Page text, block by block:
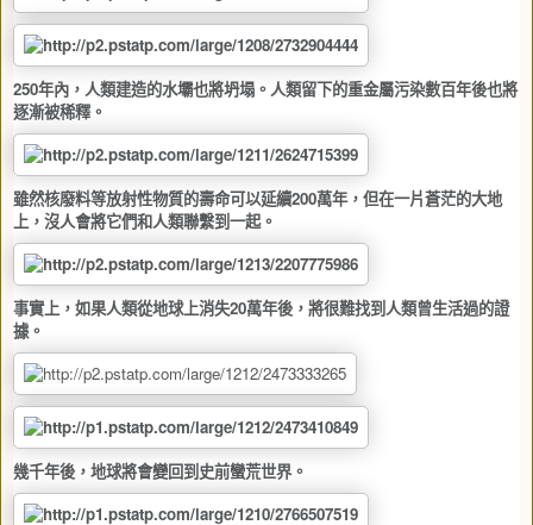
250年內，人類建造的水壩也將坍塌。人類留下的重金屬污染數百年後也將
逐漸被稀釋。
雖然核廢料等放射性物質的壽命可以延續200萬年，但在一片蒼茫的大地
上，沒人會將它們和人類聯繫到一起。
事實上，如果人類從地球上消失20萬年後，將很難找到人類曾生活過的證
據。
幾千年後，地球將會變回到史前蠻荒世界。